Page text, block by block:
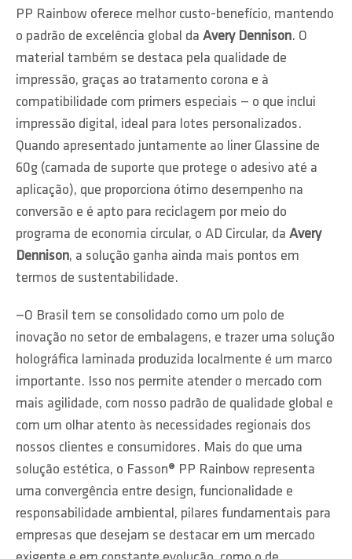
PP Rainbow oferece melhor custo-benefício, mantendo
o padrão de excelência global da Avery Dennison. O
material também se destaca pela qualidade de
impressão, graças ao tratamento corona e à
compatibilidade com primers especiais — o que inclui
impressão digital, ideal para lotes personalizados.
Quando apresentado juntamente ao liner Glassine de
60g (camada de suporte que protege o adesivo até a
aplicação), que proporciona ótimo desempenho na
conversão e é apto para reciclagem por meio do
programa de economia circular, o AD Circular, da Avery
Dennison, a solução ganha ainda mais pontos em
termos de sustentabilidade.
—O Brasil tem se consolidado como um polo de
inovação no setor de embalagens, e trazer uma solução
holográfica laminada produzida localmente é um marco
importante. Isso nos permite atender o mercado com
mais agilidade, com nosso padrão de qualidade global e
com um olhar atento às necessidades regionais dos
nossos clientes e consumidores. Mais do que uma
solução estética, o Fasson® PP Rainbow representa
uma convergência entre design, funcionalidade e
responsabilidade ambiental, pilares fundamentais para
empresas que desejam se destacar em um mercado